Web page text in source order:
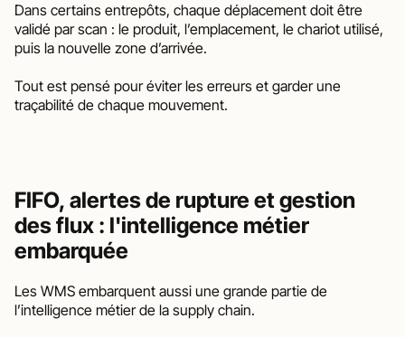
Dans certains entrepôts, chaque déplacement doit être
validé par scan : le produit, l’emplacement, le chariot utilisé,
puis la nouvelle zone d’arrivée.
Tout est pensé pour éviter les erreurs et garder une
traçabilité de chaque mouvement.
FIFO, alertes de rupture et gestion
des flux : l'intelligence métier
embarquée
Les WMS embarquent aussi une grande partie de
l’intelligence métier de la supply chain.